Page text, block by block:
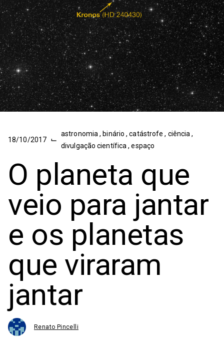
18/10/2017 ⌙
astronomia, binário,catástrofe, ciência,
divulgação científica,espaço
O planeta que
veio para jantar
e os planetas
que viraram
jantar
Renato Pincelli